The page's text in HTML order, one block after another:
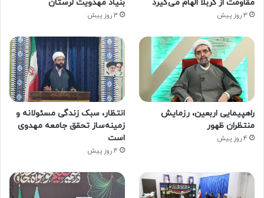
مقاومت از کربلا الهام می‌گیرد
3 روز پیش
بنیاد مهدویت لرستان
3 روز پیش
راهپیمایی اربعین، رزمایش
منتظران ظهور
4 روز پیش
انتظار، سبک زندگی مسئولانه و
زمینه‌ساز تحقق جامعه مهدوی
است
4 روز پیش